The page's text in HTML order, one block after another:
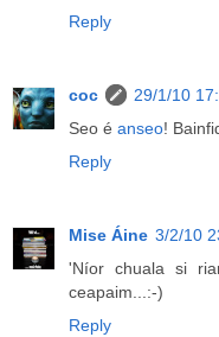
Reply
coc
29/1/10
Seo é anseo!
Reply
Mise Áine 3/2/10
'Níor chuala si
ceapaim...:-)
Reply